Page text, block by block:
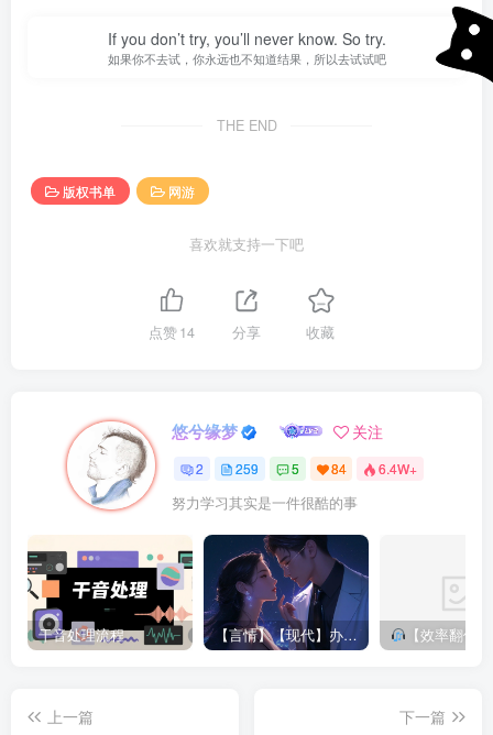
步，一动也不敢再动。这时才看清罗尔德博士的资料中竟然
夹着一颗手雷。罗尔德得意的笑着，“我早就料到会有这么一
黑衣大汉愣愣的看着那颗手雷，不知如何是好。罗尔德博士
黑衣大汉没有动，脸色变幻不已，猛的一咬牙，喝道：“为了
安斯洛克家族的荣誉。”几个黑衣大汉同时转身拔枪，对着罗
汉同归于尽。
街头闪出几个人影，其中一个道：“没想到他们果然动手了，
我们还是来晚了一步。”说完，几个人迅速的消失在黑夜里。
Y国，乔治兴致勃勃的跑进家门，“亲爱的，快看，我带回了
什么……呃……你们是谁？”乔治一进家门就看到了几个陌生
人坐在他家的客厅里，其中一个还坐在他最喜欢坐的那张沙
“别紧张，我们有些事想问你，我想为了你妻子的安全，你一
If you don’t try, you’ll never know. So try.
如果你不去试，你永远也不知道结果，所以去试试吧
THE END
版权书单 网游
喜欢就支持一下吧
点赞14 分享 收藏
悠兮缘梦 关注
2 259 5 84 6.4W+
努力学习其实是一件很酷的事
干音处理流程 【言情】【现代】办公室潜规则|姚公子|250660 【效率翻倍！Reaper半自动对轨神器
上一篇
下一篇